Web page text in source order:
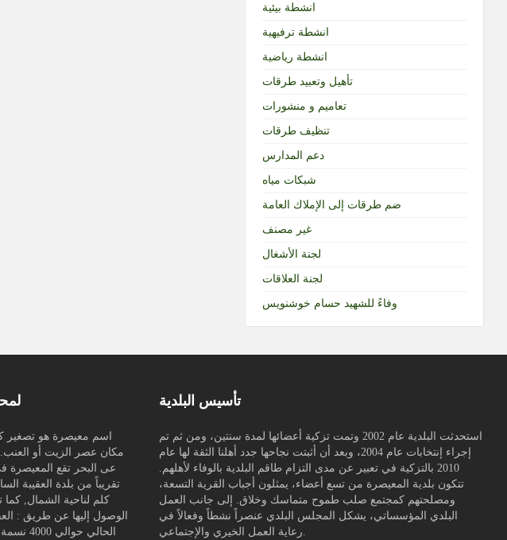
انشطة بيئية
انشطة ترفيهية
انشطة رياضية
تأهيل وتعبيد طرقات
تعاميم و منشورات
تنظيف طرقات
دعم المدارس
شبكات مياه
ضم طرقات إلى الإملاك العامة
غير مصنف
لجنة الأشغال
لجنة العلاقات
وفاءً للشهيد حسام خوشنويس
اسم معيصرة هو تصغير
مكان عصر الزيت أو
الوصول إليها عن طريق :
تأسيس البلدية
استحدثت البلدية عام 2002 وتمت تزكية أعضائها لمدة سنتين، ومن ثم تم
إجراء إنتخابات عام 2004، وبعد أن أثبتت نجاحها جدد أهلنا الثقة لها عام
2010 بالتزكية في تعبير عن مدى التزام طاقم البلدية بالوفاء لأهلهم.
تتكون بلدية المعيصرة من تسع أعضاء، يمثلون أجباب القرية التسعة،
ومصلحتهم كمجتمع صلب طموح متماسك وخلاق. إلى جانب العمل
البلدي المؤسساتي، يشكل المجلس البلدي عنصراً نشطاً وفعالاً في